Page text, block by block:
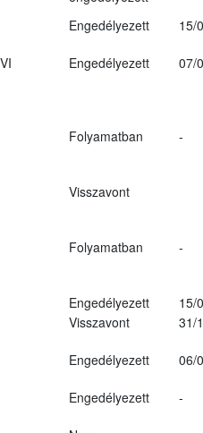
Engedélyezett
15/
Engedélyezett 07/
Folyamatban -
Visszavont
Folyamatban -
Engedélyezett
15/
Visszavont
31/
Engedélyezett 06/
Engedélyezett
-